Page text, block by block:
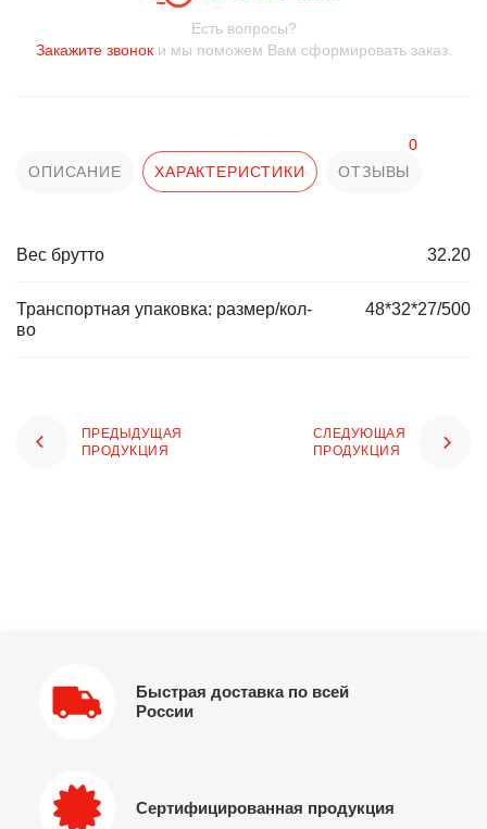
Есть вопросы?
Закажите звоноки мы поможем Вам сформировать заказ.
ОПИСАНИЕ ХАРАКТЕРИСТИКИ ОТЗЫВЫ
0
Вес брутто 32.20
Транспортная упаковка: размер/кол-
во
48*32*27/500
ПРЕДЫДУЩАЯ
ПРОДУКЦИЯ
СЛЕДУЮЩАЯ
ПРОДУКЦИЯ
Быстрая доставка по всей
России
Сертифицированная продукция